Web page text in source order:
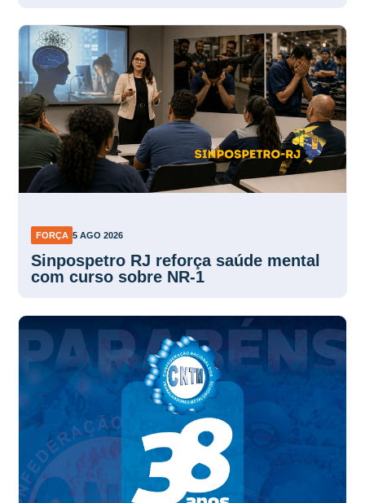
Sinpospetro RJ reforça saúde mental
com curso sobre NR-1